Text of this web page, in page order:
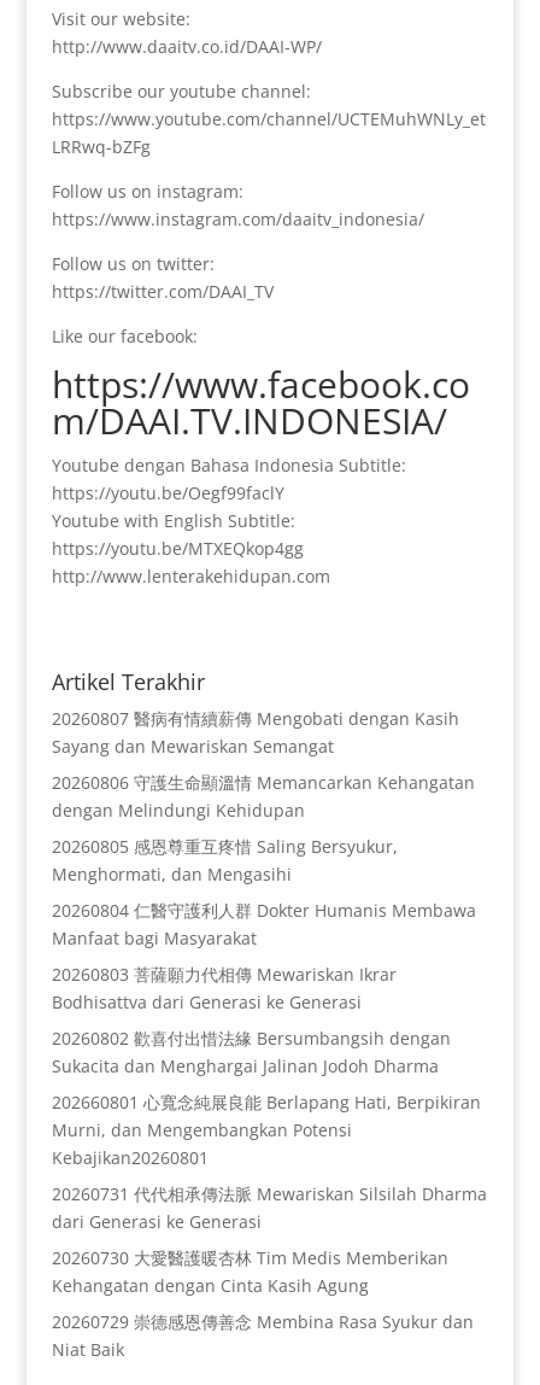
Visit our website:
http://www.daaitv.co.id/DAAI-WP/
Subscribe our youtube channel:
https://www.youtube.com/channel/UCTEMuhWNLy_et
LRRwq-bZFg
Follow us on instagram:
https://www.instagram.com/daaitv_indonesia/
Follow us on twitter:
https://twitter.com/DAAI_TV
Like our facebook:
https://www.facebook.co
m/DAAI.TV.INDONESIA/
Youtube dengan Bahasa Indonesia Subtitle:
https://youtu.be/Oegf99faclY
Youtube with English Subtitle:
https://youtu.be/MTXEQkop4gg
http://www.lenterakehidupan.com
Artikel Terakhir
20260807 醫病有情續薪傳 Mengobati dengan Kasih
Sayang dan Mewariskan Semangat
20260806 守護生命顯溫情 Memancarkan Kehangatan
dengan Melindungi Kehidupan
20260805 感恩尊重互疼惜 Saling Bersyukur,
Menghormati, dan Mengasihi
20260804 仁醫守護利人群 Dokter Humanis Membawa
Manfaat bagi Masyarakat
20260803 菩薩願力代相傳 Mewariskan Ikrar
Bodhisattva dari Generasi ke Generasi
20260802 歡喜付出惜法緣 Bersumbangsih dengan
Sukacita dan Menghargai Jalinan Jodoh Dharma
202660801 心寬念純展良能 Berlapang Hati, Berpikiran
Murni, dan Mengembangkan Potensi
Kebajikan20260801
20260731 代代相承傳法脈 Mewariskan Silsilah Dharma
dari Generasi ke Generasi
20260730 大愛醫護暖杏林 Tim Medis Memberikan
Kehangatan dengan Cinta Kasih Agung
20260729 崇德感恩傳善念 Membina Rasa Syukur dan
Niat Baik